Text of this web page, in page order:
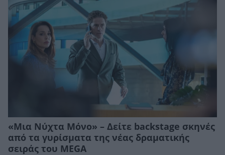
«Μια Νύχτα Μόνο» – Δείτε backstage σκηνές
από τα γυρίσματα της νέας δραματικής
σειράς του MEGA